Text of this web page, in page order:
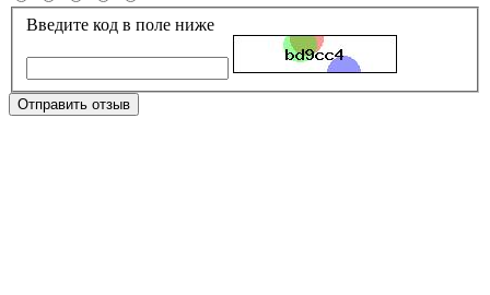
Введите код в поле ниже
Отправить отзыв